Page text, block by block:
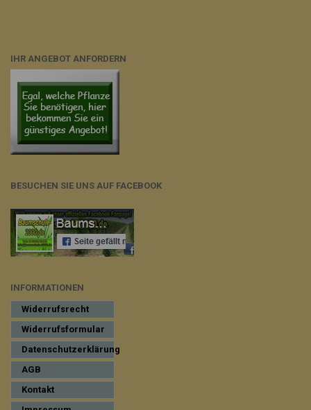
IHR ANGEBOT ANFORDERN
BESUCHEN SIE UNS AUF FACEBOOK
INFORMATIONEN
Widerrufsrecht
Widerrufsformular
Datenschutzerklärung
AGB
Kontakt